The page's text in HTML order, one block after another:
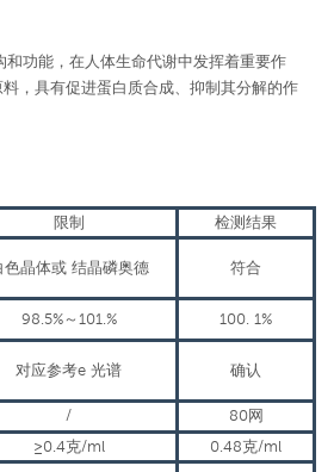
和功能，在人体生命代谢中发挥着重要作
，具有促进蛋白质合成、抑制其分解的作
限制 检测结果
色晶体或 结晶磷奥德 符合
98.5%～ 101.% 100. 1%
对应参考e 光谱 确认
/ 80网
≥0.4克/ml 0.48克/ml